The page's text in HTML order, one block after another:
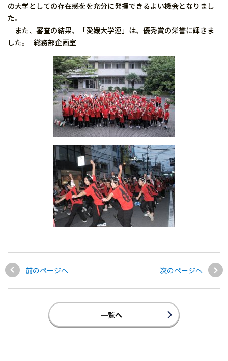
の大学としての存在感をを充分に発揮できるよい機会となりまし
た。
また、審査の結果、「愛媛大学連」は、優秀賞の栄誉に輝きま
した。 総務部企画室
前のページへ 次のページへ
一覧へ